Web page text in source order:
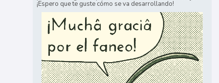
¡Espero que te guste cómo se va desarrollando!